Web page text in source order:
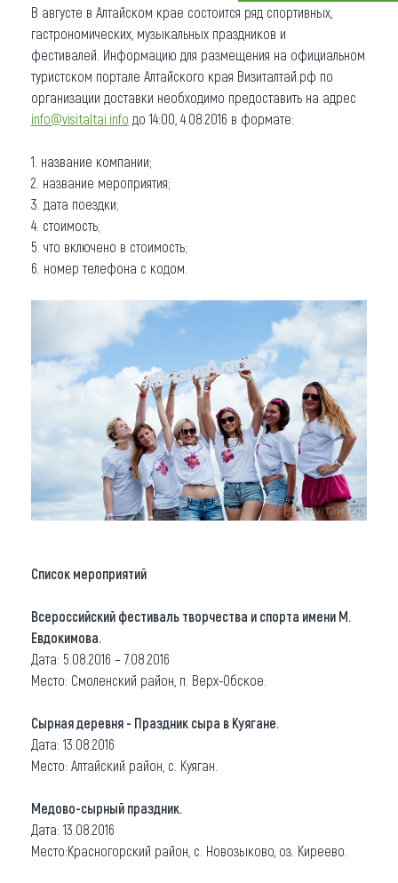
Что привезти (сувениры)
О регионе
Коллекция впечатлений
Другие рубрики
В августе в Алтайском крае состоится ряд спортивных,
гастрономических, музыкальных праздников и
фестивалей. Информацию для размещения на официальном
туристском портале Алтайского края Визиталтай.рф по
организации доставки необходимо предоставить на адрес
info@visitaltai.info до 14:00, 4.08.2016 в формате:
1. название компании;
2. название мероприятия;
3. дата поездки;
4. стоимость;
5. что включено в стоимость;
6. номер телефона с кодом.
Список мероприятий
Всероссийский фестиваль творчества и спорта имени М.
Евдокимова.
Дата: 5.08.2016 – 7.08.2016
Место: Смоленский район, п. Верх-Обское.
Сырная деревня - Праздник сыра в Куягане.
Дата: 13.08.2016
Место: Алтайский район, с. Куяган.
Медово-сырный праздник.
Дата: 13.08.2016
Место:Красногорский район, с. Новозыково, оз. Киреево.